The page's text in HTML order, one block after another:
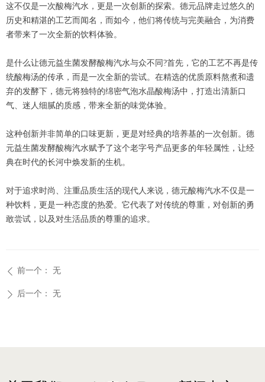
这不仅是一次酸梅汽水，更是一次创新的探索。德元品牌走过悠久的
历史和精湛的工艺而闻名，而如今，他们将传统与完美融合，为消费
者带来了一次全新的饮料体验。
是什么让德元益生菌发酵酸梅汽水与众不同?首先，它的工艺不再是传
统酸梅汤的传承，而是一次全新的尝试。在精选的优质原料熬煮和遗
弃的发酵下，德元将独特的绵密气泡水晶酸梅汤中，打造出清新口
气、迷人细腻的质感，带来全新的味觉体验。
这种创新并非简单的口味更新，更是对经典的培养基的一次创新。德
元益生菌发酵酸梅汽水赋予了这个老字号产品更多的年轻属性，让经
典在时代的长河中焕发新的生机。
对于追求时尚、注重品质生活的现代人来说，德元酸梅汽水不仅是一
种饮料，更是一种态度的热爱。它代表了对传统的尊重，对创新的勇
敢尝试，以及对生活品质的尊重的追求。
ꄴ 前一个： 无
ꄲ 后一个： 无